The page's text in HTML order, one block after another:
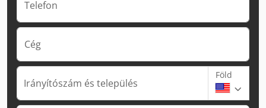
Telefon
Cég
Irányítószám és település
Föld